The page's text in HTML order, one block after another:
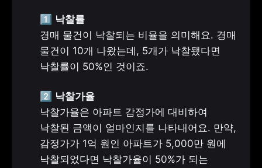
1️⃣ 낙찰률
경매 물건이 낙찰되는 비율을 의미해요. 경매
물건이 10개 나왔는데, 5개가 낙찰됐다면
낙찰률이 50%인 것이죠.
2️⃣ 낙찰가율
낙찰가율은 아파트 감정가에 대비하여
낙찰된 금액이 얼마인지를 나타내어요. 만약,
감정가가 1억 원인 아파트가 5,000만 원에
낙찰되었다면 낙찰가율이 50%가 되는